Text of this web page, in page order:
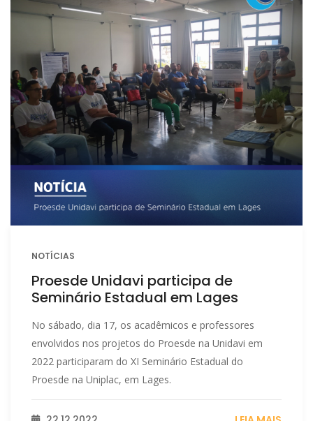
NOTÍCIAS
Proesde Unidavi participa de
Seminário Estadual em Lages
No sábado, dia 17, os acadêmicos e professores
envolvidos nos projetos do Proesde na Unidavi em
2022 participaram do XI Seminário Estadual do
Proesde na Uniplac, em Lages.